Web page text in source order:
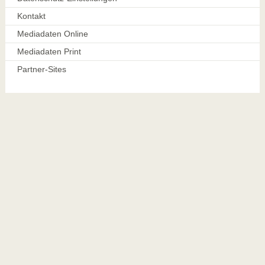
Kontakt
Mediadaten Online
Mediadaten Print
Partner-Sites